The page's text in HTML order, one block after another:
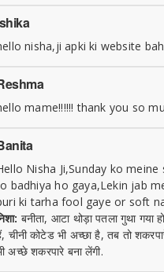
nisha,ji apki ki website
mame!!!!!! thank you so
Nisha Ji,Sunday ko
badhiya ho gaya,Lekin jab
ki tarha fool gaye or soft
बनीता, आटा थोड़ा पतला गुथा
चीनी कोटेड भी अच्छा है, तब तो
अच्छे शकरपारे बना लेंगी.